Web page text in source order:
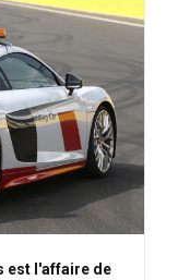
est l'affaire de